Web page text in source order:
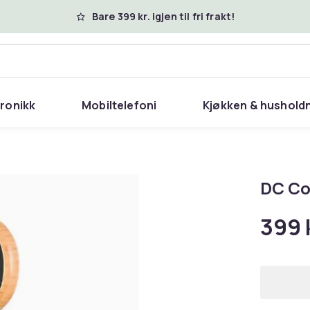
Bare 399 kr. igjen til fri frakt!
Mobiltelefoni Kjøkken &
DC
399